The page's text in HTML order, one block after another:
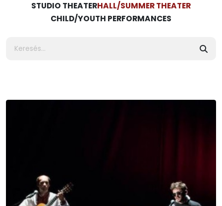
STUDIO THEATERHALL/SUMMER THEATER
CHILD/YOUTH PERFORMANCES